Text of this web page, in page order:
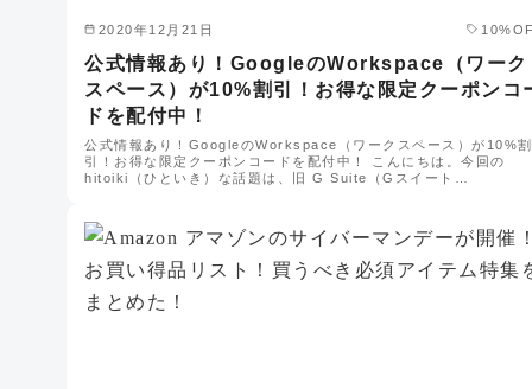
2020年12月21日
公式情報あり！GoogleのWorkspace（ワーク
スペース）が10%割引！お得な限定クーポンコ
ドを配付中！
公式情報あり！GoogleのWorkspace（ワークスペース）が10%割
引！お得な限定クーポンコードを配付中！ こんにちは。今回の
hitoiki（ひといき）な話題は、旧 G Suite（Gスイート…